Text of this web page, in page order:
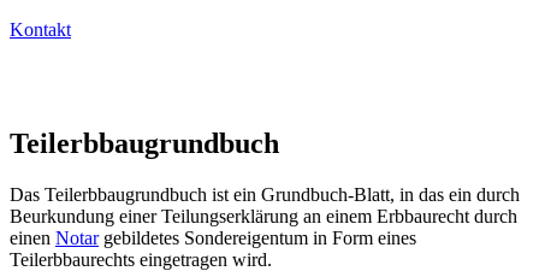
Kontakt
Teilerbbaugrundbuch
Das Teilerbbaugrundbuch ist ein Grundbuch-Blatt, in das ein durch
Beurkundung einer Teilungserklärung an einem Erbbaurecht durch
einen Notargebildetes Sondereigentum in Form eines
Teilerbbaurechts eingetragen wird.